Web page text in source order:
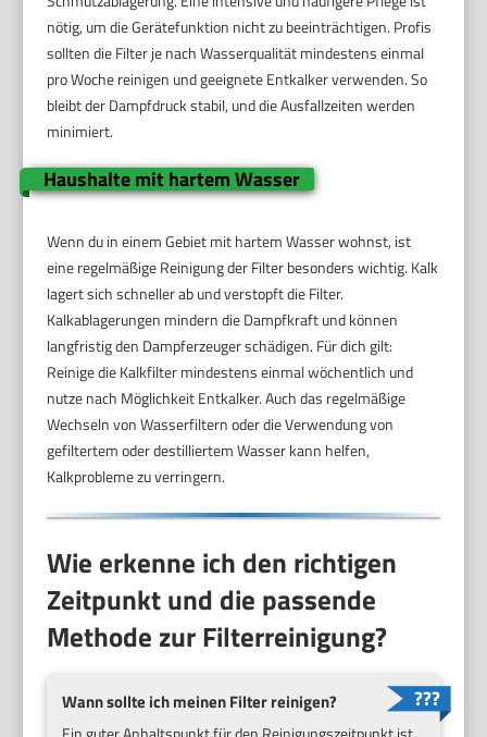
nötig, um die Gerätefunktion nicht zu beeinträchtigen. Profis
sollten die Filter je nach Wasserqualität mindestens einmal
pro Woche reinigen und geeignete Entkalker verwenden. So
bleibt der Dampfdruck stabil, und die Ausfallzeiten werden
minimiert.
Haushalte mit hartem Wasser
Wenn du in einem Gebiet mit hartem Wasser wohnst, ist
eine regelmäßige Reinigung der Filter besonders wichtig. Kalk
lagert sich schneller ab und verstopft die Filter.
Kalkablagerungen mindern die Dampfkraft und können
langfristig den Dampferzeuger schädigen. Für dich gilt:
Reinige die Kalkfilter mindestens einmal wöchentlich und
nutze nach Möglichkeit Entkalker. Auch das regelmäßige
Wechseln von Wasserfiltern oder die Verwendung von
gefiltertem oder destilliertem Wasser kann helfen,
Kalkprobleme zu verringern.
Wie erkenne ich den richtigen
Zeitpunkt und die passende
Methode zur Filterreinigung?
Wann sollte ich meinen Filter reinigen?